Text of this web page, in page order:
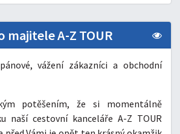
majitele A-Z TOUR
vážení zákazníci a obchodní
potěšením, že si momentálně
naší cestovní kanceláře A-Z TOUR